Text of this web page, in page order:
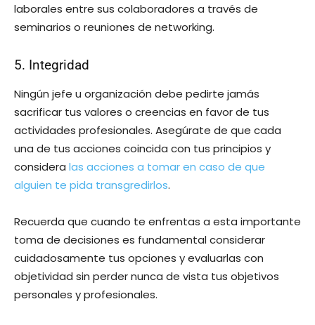
laborales entre sus colaboradores a través de
seminarios o reuniones de networking.
5. Integridad
Ningún jefe u organización debe pedirte jamás
sacrificar tus valores o creencias en favor de tus
actividades profesionales. Asegúrate de que cada
una de tus acciones coincida con tus principios y
considera las acciones a tomar en caso de que
alguien te pida transgredirlos.
Recuerda que cuando te enfrentas a esta importante
toma de decisiones es fundamental considerar
cuidadosamente tus opciones y evaluarlas con
objetividad sin perder nunca de vista tus objetivos
personales y profesionales.